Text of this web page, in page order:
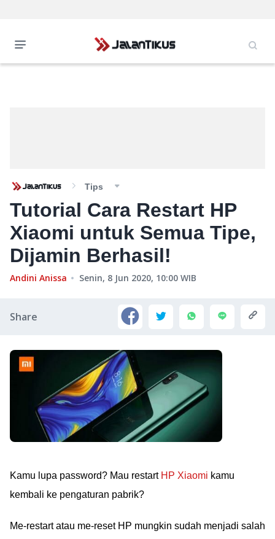
Tips
Tutorial Cara Restart HP
Xiaomi untuk Semua Tipe,
Dijamin Berhasil!
Andini Anissa Senin, 8 Jun 2020, 10:00 WIB
Share
Kamu lupa password? Mau restart HP Xiaomi kamu
kembali ke pengaturan pabrik?
Me-restart atau me-reset HP mungkin sudah menjadi salah